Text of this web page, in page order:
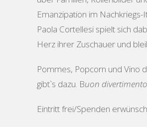
Emanzipation im Nachkriegs-
Paola Cortellesi spielt sich
Herz ihrer Zuschauer und
Pommes, Popcorn und Vino
gibt`s dazu. Buon
Eintritt frei/Spenden